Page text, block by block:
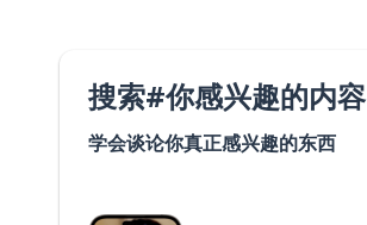
搜索#你感兴趣的内容
学会谈论你真正感兴趣的东西